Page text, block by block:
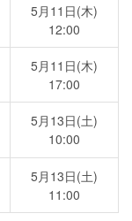
5月11日(木)
12:00
5月11日(木)
17:00
5月13日(土)
10:00
5月13日(土)
11:00